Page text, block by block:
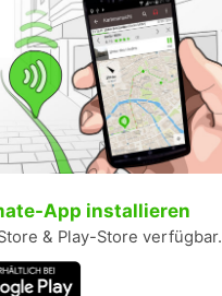
App installieren
& Play-Store verfügbar.